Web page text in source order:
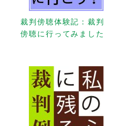
裁判傍聴体験記：裁判
傍聴に行ってみました